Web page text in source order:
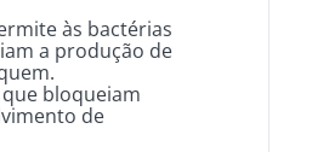
às bactérias
a produção de
bloqueiam
de